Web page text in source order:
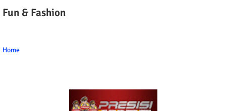
Fun & Fashion
Home